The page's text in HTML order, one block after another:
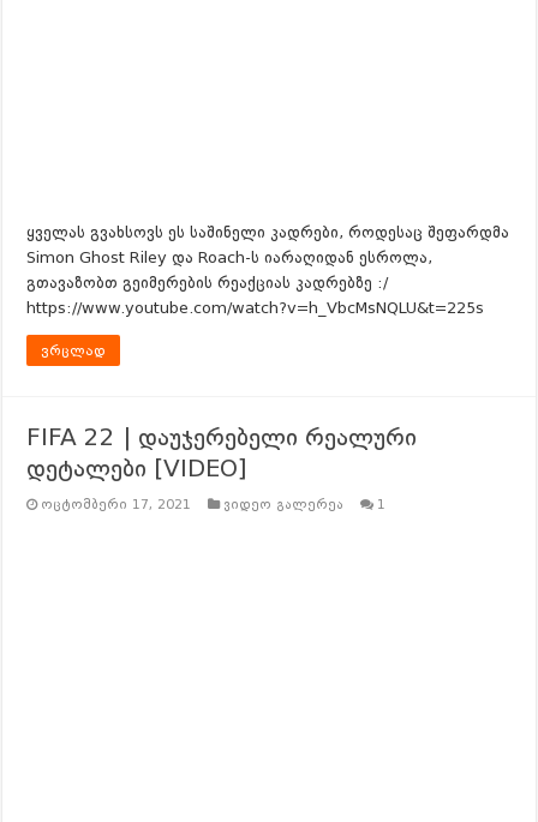
ყველას გვახსოვს ეს საშინელი კადრები, როდესაც შეფარდმა
Simon Ghost Riley და Roach-ს იარაღიდან ესროლა,
გთავაზობთ გეიმერების რეაქციას კადრებზე :/
https://www.youtube.com/watch?v=h_VbcMsNQLU&t=225s
ვრცლად
FIFA 22 | დაუჯერებელი რეალური
დეტალები [VIDEO]
ოცტომბერი 17, 2021 ვიდეო გალერეა 1